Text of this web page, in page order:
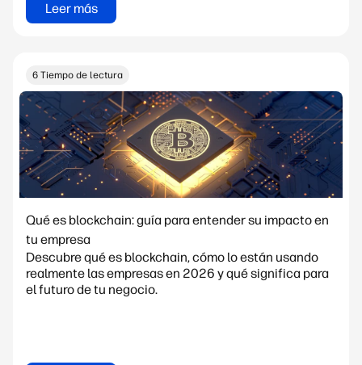
Leer más
6 Tiempo de lectura
Qué es blockchain: guía para entender su impacto en
tu empresa
Descubre qué es blockchain, cómo lo están usando
realmente las empresas en 2026 y qué significa para
el futuro de tu negocio.